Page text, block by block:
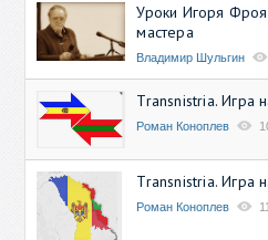
Уроки Игоря
мастера
Владимир Шульгин
Transnistria. Игра
Роман Коноплев
Transnistria. Игра
Роман Коноплев